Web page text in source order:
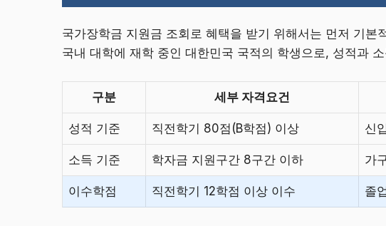
국가장학금 지원금 조회로 혜택을 받기 위해서는 먼저 기본
국내 대학에 재학 중인 대한민국 국적의 학생으로, 성적과
구분 세부 자격요건
성적 기준 직전학기 80점(B학점) 이상 신
소득 기준 학자금 지원구간 8구간 이하 가
이수학점 직전학기 12학점 이상 이수 졸